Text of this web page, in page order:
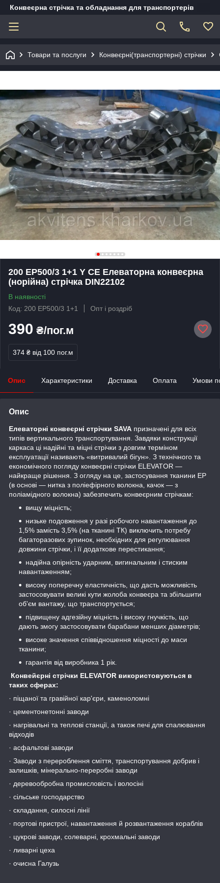
Конвеєрна стрічка та обладнання для транспортерів
Товари та послуги Конвеєрні(транспортерні) стрічки
200 ЕР500/3 1+1 Y CE Елеваторна конвеєрна
(норійна) стрічка DIN22102
В наявності
Код: 200 ЕР500/3 1+1
Опт і роздріб
390 ₴/пог.м
374 ₴ від 100 пог.м
Опис Характеристики Доставка Оплата Умови
Опис
Елеваторні конвеєрні стрічки SAVA призначені для всіх
типів вертикального транспортування. Завдяки конструкції
каркаса ці надійні та міцні стрічки з довгим терміном
експлуатації називають «витривалий бігун». З технічного та
економічного погляду конвеєрні стрічки ELEVATOR —
найкраще рішення. З огляду на це, застосування тканини ЕР
(в основі — нитка з поліефірного волокна, качок — з
поліамідного волокна) забезпечить конвеєрним стрічкам:
вищу міцність;
низьке подовження у разі робочого навантаження до
1,5% замість 3,5% (на тканині ТК) виключить потребу
багаторазових зупинок, необхідних для регулювання
довжини стрічки, і її додаткове перестикання;
надійна опірність ударним, вигинальним і стиским
навантаженням;
високу поперечну еластичність, що дасть можливість
застосовувати великі кути жолоба конвеєра та збільшити
об'єм вантажу, що транспортується;
підвищену адгезійну міцність і високу гнучкість, що
дають змогу застосовувати барабани менших діаметрів;
високе значення співвідношення міцності до маси
тканини;
гарантія від виробника 1 рік.
Конвейєрні стрічки ELEVATOR використовуються в
таких сферах:
· піщаної та гравійної кар'єри, каменоломні
· цементонетонні заводи
· нагрівальні та теплові станції, а також печі для спалювання
відходів
· асфальтові заводи
· Заводи з перероблення сміття, транспортування добрив і
залишків, мінерально-переробні заводи
· деревообробна промисловість і волосіні
· сільське господарство
· складання, силосні лінії
· портові пристрої, навантаження й розвантаження кораблів
· цукрові заводи, солеварні, крохмальні заводи
· ливарні цеха
· очисна Галузь